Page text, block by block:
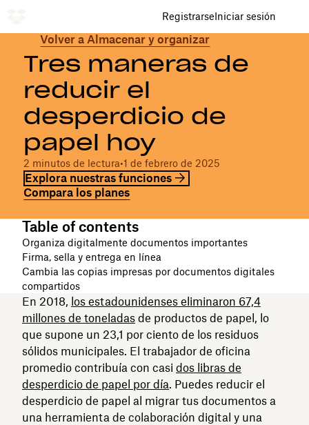
RegistrarseIniciar sesión
Volver a Almacenar y organizar
Tres maneras de
reducir el
desperdicio de
papel hoy
2 minutos de lectura•1 de febrero de 2025
Explora nuestras funciones
Compara los planes
Table of contents
Organiza digitalmente documentos importantes
Firma, sella y entrega en línea
Cambia las copias impresas por documentos digitales
compartidos
En 2018, los estadounidenses eliminaron 67,4
millones de toneladas de productos de papel, lo
que supone un 23,1 por ciento de los residuos
sólidos municipales. El trabajador de oficina
promedio contribuía con casi dos libras de
desperdicio de papel por día. Puedes reducir el
desperdicio de papel al migrar tus documentos a
una herramienta de colaboración digital y una